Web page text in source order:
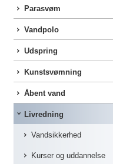
Parasvøm
Vandpolo
Udspring
Kunstsvømning
Åbent vand
Livredning
Vandsikkerhed
Kurser og uddannelse